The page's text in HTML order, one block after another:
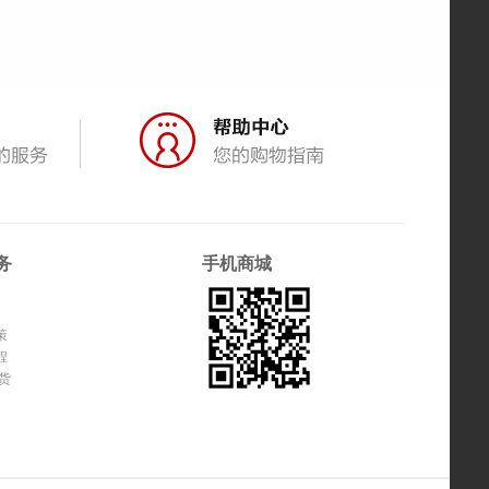
手机商城